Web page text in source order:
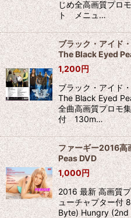
じめ全高画質プロ
ト メニュ…
ブラック・アイド
The Black Eyed
1,200円
ブラック・アイド
The Black Eyed
全曲高画質プロモ
付 130m…
ファーギー2016高
Peas DVD
1,000円
2016 最新 高画質
ューチャプター付
Byte) Hungry